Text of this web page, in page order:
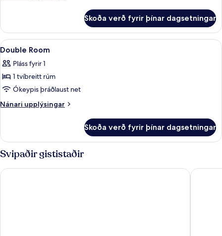
or
Twin
Room
Skoða verð fyrir þínar dagsetningar
Skoða
allar
myndir
fyrir
Double
Room
Míníbar, öryggishólf í herbergi,
3
Double Room
Pláss fyrir 1
1 tvíbreitt rúm
Ókeypis þráðlaust net
Nánari upplýsingar
Nánari
Room
Skoða verð fyrir þínar dagsetningar
Svipaðir gististaðir
Eurostars Lucentum